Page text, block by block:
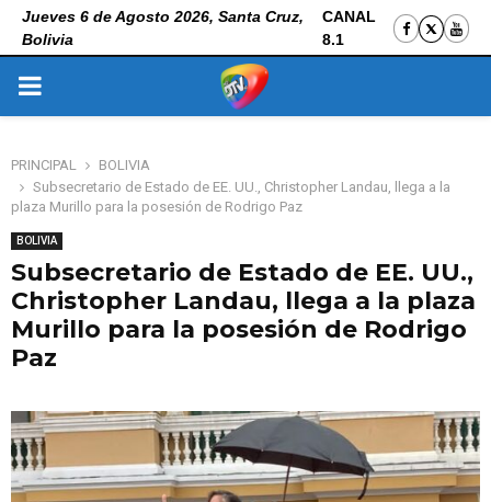
Jueves 6 de Agosto 2026, Santa Cruz,
Bolivia
CANAL
8.1
PRIMARY
PRINCIPAL
BOLIVIA
Subsecretario de Estado de EE. UU., Christopher Landau, llega a la
plaza Murillo para la posesión de Rodrigo Paz
BOLIVIA
Subsecretario de Estado de EE. UU.,
Christopher Landau, llega a la plaza
Murillo para la posesión de Rodrigo
Paz